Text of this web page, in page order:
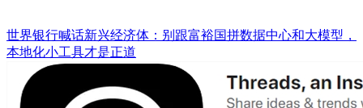
世界银行喊话新兴经济体：别跟富裕国拼数据中心和大模型，
本地化小工具才是正道